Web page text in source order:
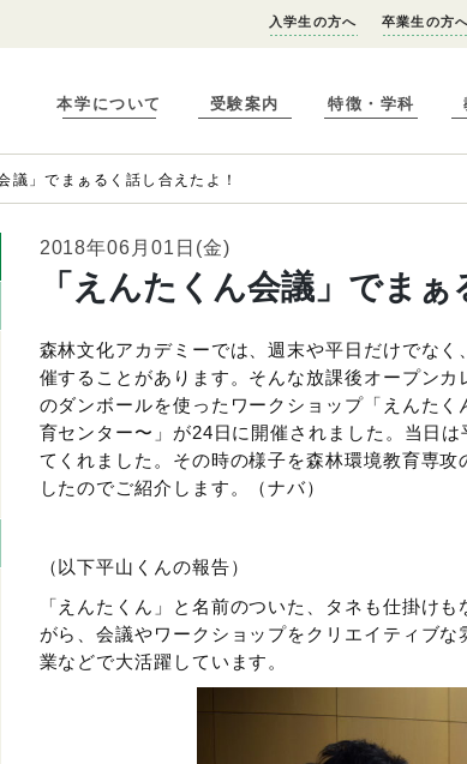
入学生の方へ 卒業生の方
本学について 受験案内 特徴・学科
議」でまぁるく話し合えたよ！
2018年06月01日(金)
「えんたくん会議」でまぁ
森林文化アカデミーでは、週末や平日だけでな
催することがあります。そんな放課後オープン
のダンボールを使ったワークショップ「えんた
育センター〜」が24日に開催されました。当日
てくれました。その時の様子を森林環境教育専
したのでご紹介します。（ナバ）
（以下平山くんの報告）
「えんたくん」と名前のついた、タネも仕掛け
がら、会議やワークショップをクリエイティブ
業などで大活躍しています。